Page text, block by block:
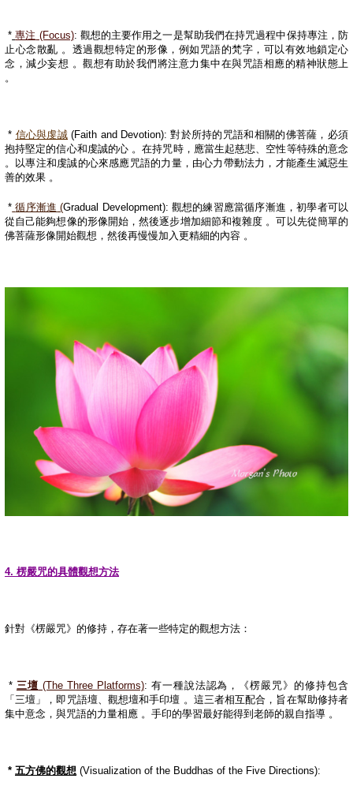
* 專注 (Focus): 觀想的主要作用之一是幫助我們在持咒過程中保持專注，防
止心念散亂 。透過觀想特定的形像，例如咒語的梵字，可以有效地鎖定心
念，減少妄想 。觀想有助於我們將注意力集中在與咒語相應的精神狀態上
。
* 信心與虔誠 (Faith and Devotion):對於所持的咒語和相關的佛菩薩，必須
抱持堅定的信心和虔誠的心 。在持咒時，應當生起慈悲、空性等特殊的意念
。以專注和虔誠的心來感應咒語的力量，由心力帶動法力，才能產生滅惡生
善的效果 。
* 循序漸進 (Gradual Development): 觀想的練習應當循序漸進，初學者可以
從自己能夠想像的形像開始，然後逐步增加細節和複雜度 。可以先從簡單的
佛菩薩形像開始觀想，然後再慢慢加入更精細的內容 。
4. 楞嚴咒的具體觀想方法
針對《楞嚴咒》的修持，存在著一些特定的觀想方法：
* 三壇 (The Three Platforms): 有一種說法認為，《楞嚴咒》的修持包含
「三壇」，即咒語壇、觀想壇和手印壇 。這三者相互配合，旨在幫助修持者
集中意念，與咒語的力量相應 。手印的學習最好能得到老師的親自指導 。
* 五方佛的觀想 (Visualization of the Buddhas of the Five Directions):